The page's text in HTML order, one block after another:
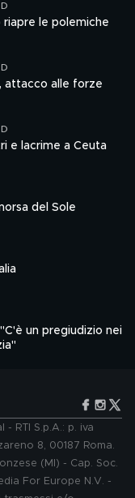
riapre le polemiche
attacco alle forze
e lacrime a Ceuta
del Sole
un pregiudizio nei
RTI S.p.A.: p. iva
8, 00187 Roma.
(MI) - Cap. Soc.
For Europe N.V. -